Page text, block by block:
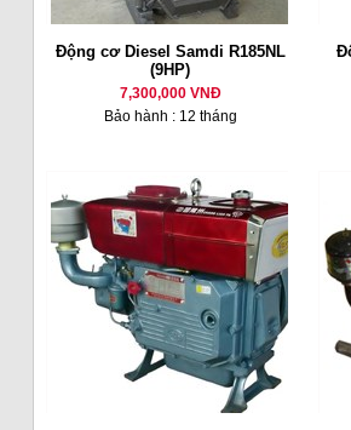
Động cơ Diesel Samdi R185NL
(9HP)
7,300,000 VNĐ
Bảo hành : 12 tháng